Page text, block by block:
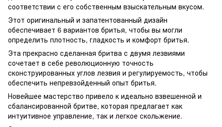
соответствии с его собственным взыскательным вкусом.
Этот оригинальный и запатентованный дизайн
обеспечивает 6 вариантов бритья, чтобы вы могли
определить плотность, гладкость и комфорт бритья.
Эта прекрасно сделанная бритва с двумя лезвиями
сочетает в себе революционную точность
сконструированных углов лезвия и регулируемость, чтобы
обеспечить непревзойденный опыт бритья.
Новейшее мастерство привело к идеально взвешенной и
сбалансированной бритве, которая предлагает как
интуитивное управление, так и легкое скольжение.